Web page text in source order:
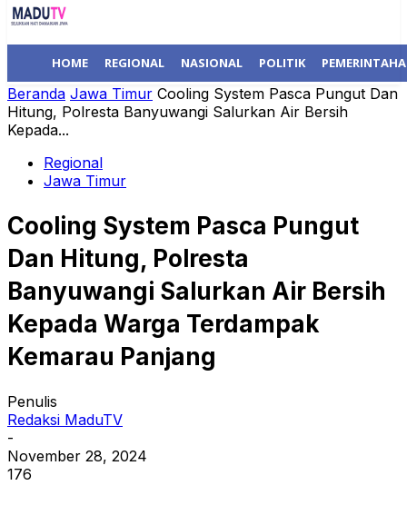
HOME REGIONAL NASIONAL POLITIK
Beranda Jawa Timur Cooling System Pasca Pungut Dan
Hitung, Polresta Banyuwangi Salurkan Air Bersih
Kepada...
Regional
Jawa Timur
Cooling System Pasca Pungut
Dan Hitung, Polresta
Banyuwangi Salurkan Air Bersih
Kepada Warga Terdampak
Kemarau Panjang
Penulis
Redaksi MaduTV
-
November 28, 2024
176